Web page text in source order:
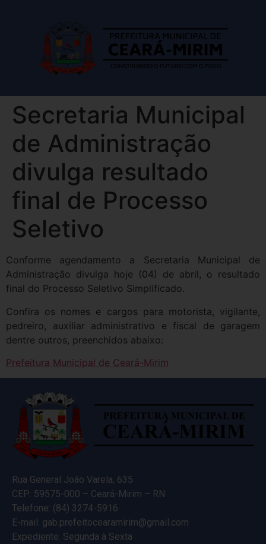
Secretaria Municipal
de Administração
divulga resultado
final de Processo
Seletivo
Conforme agendamento a Secretaria Municipal de
Administração divulga hoje (04) de abril, o resultado
final do Processo Seletivo Simplificado.
Confira os nomes e cargos para motorista, vigilante,
pedreiro, auxiliar administrativo e fiscal de garagem
dentre outros, preenchidos abaixo:
Prefeitura Municipal de Ceará-Mirim
Rua General João Varela, 635
CEP: 59575-000 – Ceará-Mirim – RN
Telefone: (84) 3274-5916
E-mail: gab.prefeitocearamirim@gmail.com
Expediente: Segunda à Sexta